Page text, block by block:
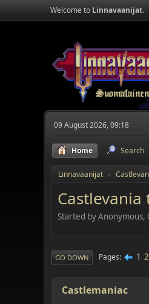
Welcome to Linnavaanijat.
09 August 2026, 09:18
Home Search
Linnavaanijat ►
Started by
GO DOWN Pages 1 2
Castlemaniac